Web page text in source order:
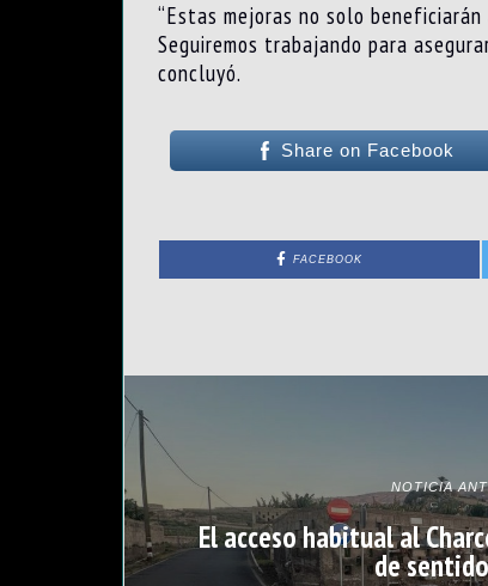
“Estas mejoras no solo
Seguiremos trabajando para
concluyó.
Share on Facebook
FACEBOOK
NOTICIA
El acceso habitual al
de